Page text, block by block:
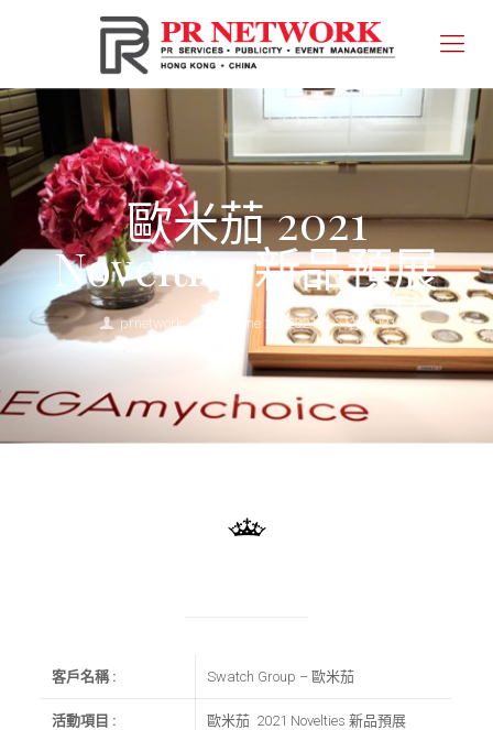
歐米茄 2021
Novelties 新品預展
prnetwork June 28, 2021 2021
客戶名稱 : Swatch Group – 歐米茄
活動項目 : 歐米茄 2021 Novelties 新品預展